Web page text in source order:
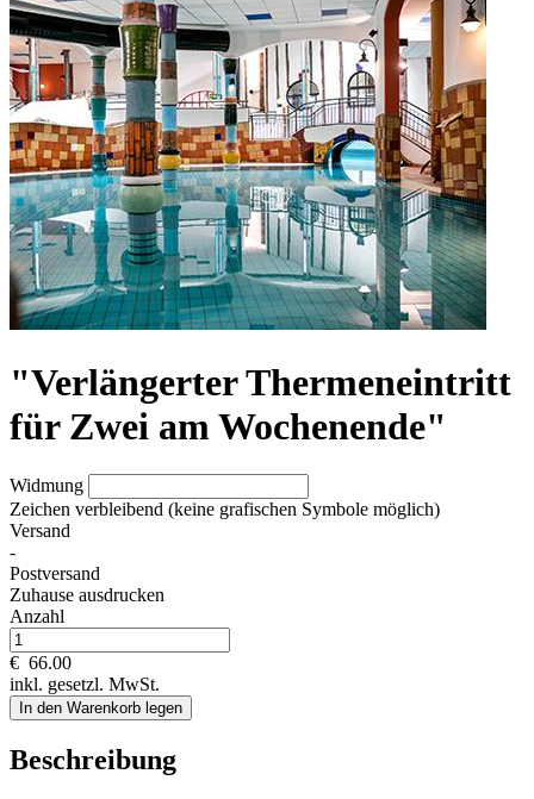
"Verlängerter Thermeneintritt
für Zwei am Wochenende"
Widmung
Zeichen verbleibend (keine grafischen Symbole möglich)
Versand
-
Postversand
Zuhause ausdrucken
Anzahl
€ 66.00
inkl. gesetzl. MwSt.
In den Warenkorb legen
Beschreibung